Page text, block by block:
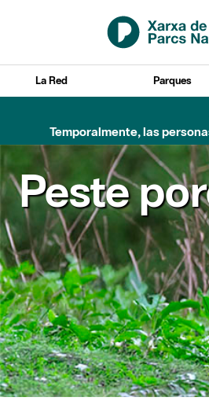
Saltar al contenido principal
La Red Parques
Temporalmente, las
Peste